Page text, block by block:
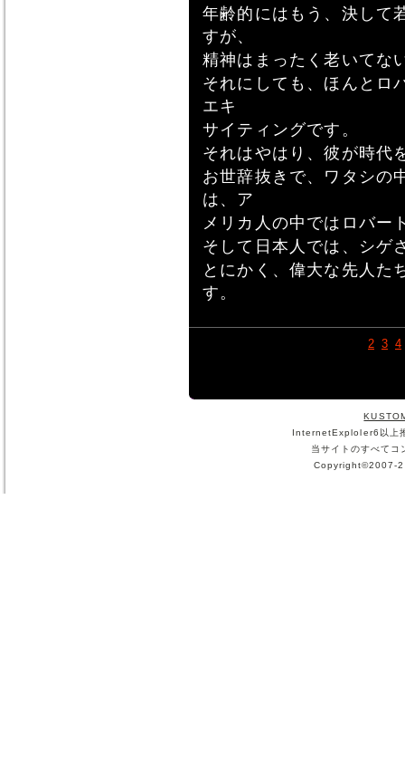
年齢的にはもう、決して
すが、
精神はまったく老いてな
それにしても、ほんとロ
エキ
サイティングです。
それはやはり、彼が時代
お世辞抜きで、ワタシの
は、ア
メリカ人の中ではロバー
そして日本人では、シゲ
とにかく、偉大な先人た
す。
2 3 4
InternetExploler6以上
当サイトのすべてコ
Copyright©2007-